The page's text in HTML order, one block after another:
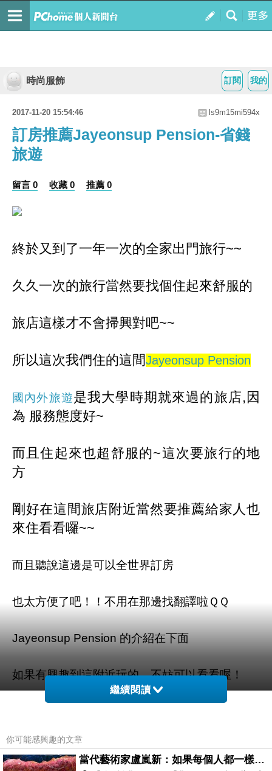
我的
訂閱
時尚服飾
2017-11-20 15:54:46 ls9m15mi594x
訂房推薦Jayeonsup Pension-省錢
旅遊
留言 0 收藏 0 推薦 0
終於又到了一年一次的全家出門旅行~~
久久一次的旅行當然要找個住起來舒服的
旅店這樣才不會掃興對吧~~
所以這次我們住的這間Jayeonsup Pension
國內外旅遊是我大學時期就來過的旅店,因
為 服務態度好~
而且住起來也超舒服的~這次要旅行的地
方
剛好在這間旅店附近當然要推薦給家人也
來住看看囉~~
而且聽說這邊是可以全世界訂房
也太方便了吧！！不用在那邊找翻譯啦ＱＱ
Jayeonsup Pension 的介紹在下面
如果有興趣到這附近玩的，不妨可以看看喔！
PS.若您家裡有0~4歲的小朋友，點我進入索取免
繼續閱讀
你可能感興趣的文章
當代藝術家盧嵐新：如果每個人都一樣，這世界該有多無聊？